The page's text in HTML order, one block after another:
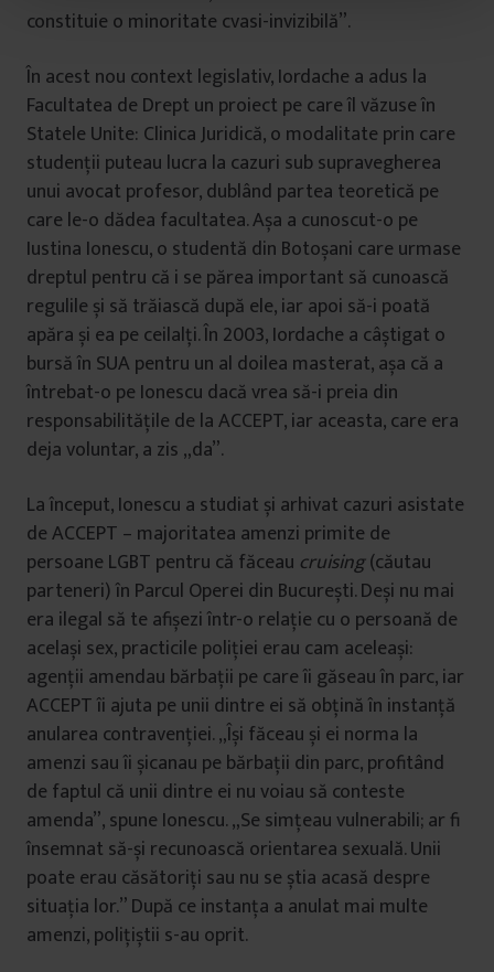
constituie o minoritate cvasi-invizibilă”.
În acest nou context legislativ, Iordache a adus la
Facultatea de Drept un proiect pe care îl văzuse în
Statele Unite: Clinica Juridică, o modalitate prin care
studenții puteau lucra la cazuri sub supravegherea
unui avocat profesor, dublând partea teoretică pe
care le-o dădea facultatea. Așa a cunoscut-o pe
Iustina Ionescu, o studentă din Botoșani care urmase
dreptul pentru că i se părea important să cunoască
regulile și să trăiască după ele, iar apoi să-i poată
apăra și ea pe ceilalți. În 2003, Iordache a câștigat o
bursă în SUA pentru un al doilea masterat, așa că a
întrebat-o pe Ionescu dacă vrea să-i preia din
responsabilitățile de la ACCEPT, iar aceasta, care era
deja voluntar, a zis „da”.
La început, Ionescu a studiat și arhivat cazuri asistate
de ACCEPT – majoritatea amenzi primite de
persoane LGBT pentru că făceau cruising(căutau
parteneri) în Parcul Operei din București. Deși nu mai
era ilegal să te afișezi într-o relație cu o persoană de
același sex, practicile poliției erau cam aceleași:
agenții amendau bărbații pe care îi găseau în parc, iar
ACCEPT îi ajuta pe unii dintre ei să obțină în instanță
anularea contravenției. „Își făceau și ei norma la
amenzi sau îi șicanau pe bărbații din parc, profitând
de faptul că unii dintre ei nu voiau să conteste
amenda”, spune Ionescu. „Se simțeau vulnerabili; ar fi
însemnat să-și recunoască orientarea sexuală. Unii
poate erau căsătoriți sau nu se știa acasă despre
situația lor.” După ce instanța a anulat mai multe
amenzi, polițiștii s-au oprit.